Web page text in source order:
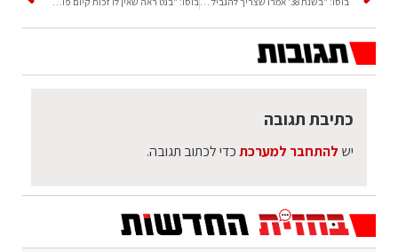
כתיבת תגובה
יש להתחבר למערכתכדי לכתוב תגובה.